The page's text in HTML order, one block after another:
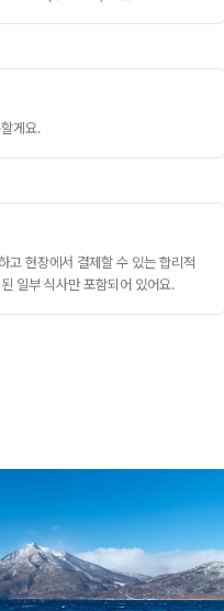
게요.
고 현장에서 결제할 수 있는 합리적
일부 식사만 포함되어 있어요.